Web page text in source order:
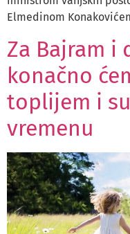
Elmedinom
Za Bajram i
konačno
toplijem i
vremenu